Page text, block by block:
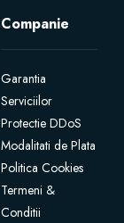
Companie
Garantia
Serviciilor
Protectie DDoS
Modalitati de Plata
Politica Cookies
Termeni &
Conditii